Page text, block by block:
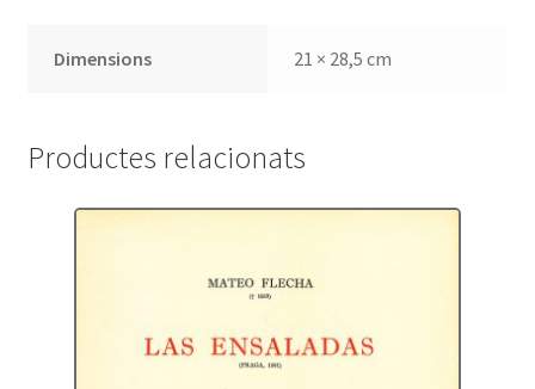
Dimensions 21 × 28,5 cm
Productes relacionats